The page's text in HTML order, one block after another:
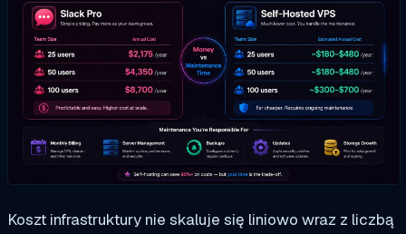
Koszt infrastruktury nie skaluje się liniowo wraz z liczbą